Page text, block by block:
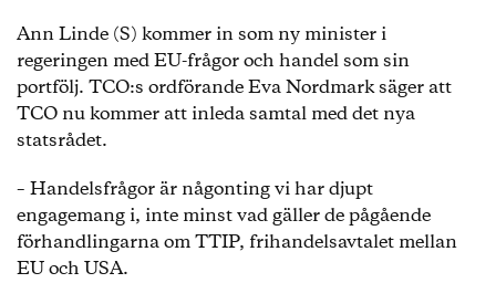
Ann Linde (S) kommer in som ny minister i
regeringen med EU-frågor och handel som sin
portfölj. TCO:s ordförande Eva Nordmark säger att
TCO nu kommer att inleda samtal med det nya
statsrådet.
– Handelsfrågor är någonting vi har djupt
engagemang i, inte minst vad gäller de pågående
förhandlingarna om TTIP, frihandelsavtalet mellan
EU och USA.